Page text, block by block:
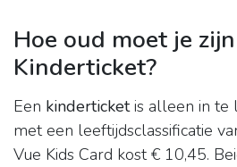
Hoe oud moet je
Kinderticket?
Een kinderticketis alleen in te
met een leeftijdsclassificatie
Vue Kids Card kost € 10,45.